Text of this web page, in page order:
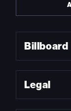
Billboard
Legal